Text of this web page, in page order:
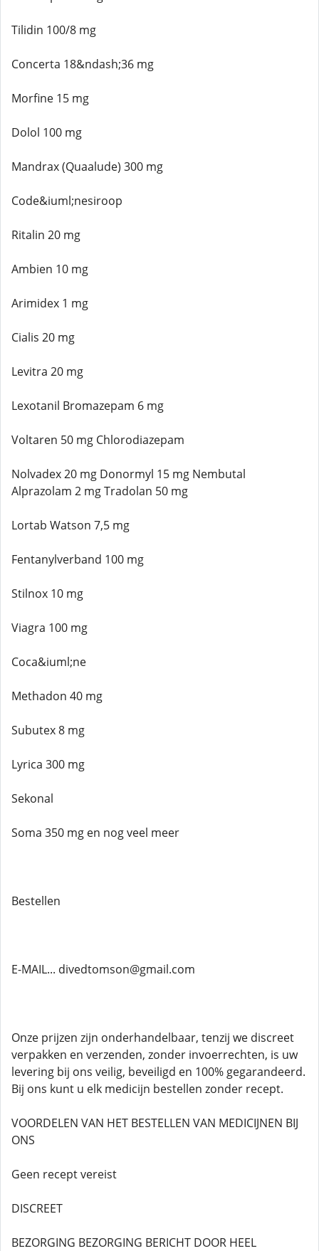
Tilidin 100/8 mg
Concerta 18&ndash;36 mg
Morfine 15 mg
Dolol 100 mg
Mandrax (Quaalude) 300 mg
Code&iuml;nesiroop
Ritalin 20 mg
Ambien 10 mg
Arimidex 1 mg
Cialis 20 mg
Levitra 20 mg
Lexotanil Bromazepam 6 mg
Voltaren 50 mg Chlorodiazepam
Nolvadex 20 mg Donormyl 15 mg Nembutal
Alprazolam 2 mg Tradolan 50 mg
Lortab Watson 7,5 mg
Fentanylverband 100 mg
Stilnox 10 mg
Viagra 100 mg
Coca&iuml;ne
Methadon 40 mg
Subutex 8 mg
Lyrica 300 mg
Sekonal
Soma 350 mg en nog veel meer
Bestellen
E-MAIL... divedtomson@gmail.com
Onze prijzen zijn onderhandelbaar, tenzij we discreet
verpakken en verzenden, zonder invoerrechten, is uw
levering bij ons veilig, beveiligd en 100% gegarandeerd.
Bij ons kunt u elk medicijn bestellen zonder recept.
VOORDELEN VAN HET BESTELLEN VAN MEDICIJNEN BIJ
ONS
Geen recept vereist
DISCREET
BEZORGING BEZORGING BERICHT DOOR HEEL